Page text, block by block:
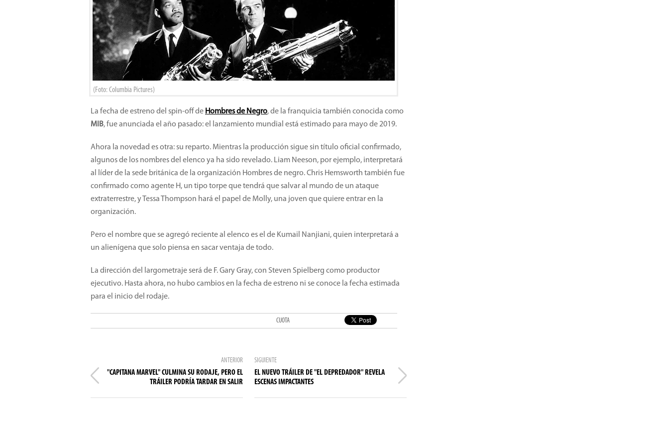
(Foto: Columbia Pictures)
La fecha de estreno del spin-off de Hombres de Negro, de la franquicia también conocida como
MIB, fue anunciada el año pasado: el lanzamiento mundial está estimado para mayo de 2019.
Ahora la novedad es otra: su reparto. Mientras la producción sigue sin título oficial confirmado,
algunos de los nombres del elenco ya ha sido revelado. Liam Neeson, por ejemplo, interpretará
al líder de la sede británica de la organización Hombres de negro. Chris Hemsworth también fue
confirmado como agente H, un tipo torpe que tendrá que salvar al mundo de un ataque
extraterrestre, y Tessa Thompson hará el papel de Molly, una joven que quiere entrar en la
organización.
Pero el nombre que se agregó reciente al elenco es el de Kumail Nanjiani, quien interpretará a
un alienígena que solo piensa en sacar ventaja de todo.
La dirección del largometraje será de F. Gary Gray, con Steven Spielberg como productor
ejecutivo. Hasta ahora, no hubo cambios en la fecha de estreno ni se conoce la fecha estimada
para el inicio del rodaje.
CUOTA
ANTERIOR
"CAPITANA MARVEL" CULMINA SU RODAJE, PERO EL
TRÁILER PODRÍA TARDAR EN SALIR
SIGUIENTE
EL NUEVO TRÁILER DE "EL DEPREDADOR" REVELA
ESCENAS IMPACTANTES